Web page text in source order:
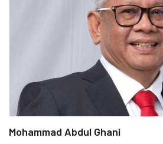
Mohammad Abdul Ghani